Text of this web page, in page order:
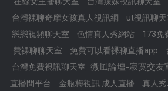
台灣裸聊奇摩女孩真人視訊網
ut視訊聊天
戀戀視頻聊天室
色情真人秀網站 173免
費祼聊聊天室
免費可以看裸聊直播app
台灣免費視訊聊天室 微風論壇-寂寞交友
直播間平台
金瓶梅視訊 成人直播 真人